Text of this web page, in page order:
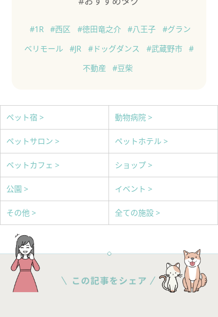
#1R #西区 #徳田竜之介 #八王子
#グラン
ベリモール
#JR #ドッグダンス #武蔵野市 #
不動産
#豆柴
ペット宿 > 動物病院 >
ペットサロン > ペットホテル >
ペットカフェ > ショップ >
公園 > イベント >
その他 > 全ての施設 >